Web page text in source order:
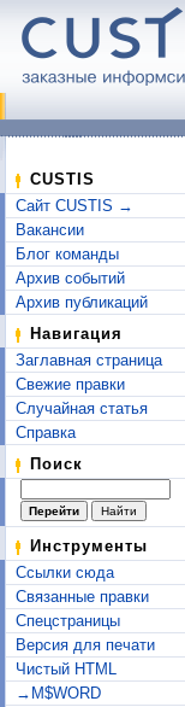
CUSTIS
Сайт CUSTIS →
Вакансии
Блог команды
Архив событий
Архив публикаций
Навигация
Заглавная страница
Свежие правки
Случайная статья
Справка
Поиск
Инструменты
Ссылки сюда
Связанные правки
Спецстраницы
Версия для печати
Чистый HTML
→M$WORD